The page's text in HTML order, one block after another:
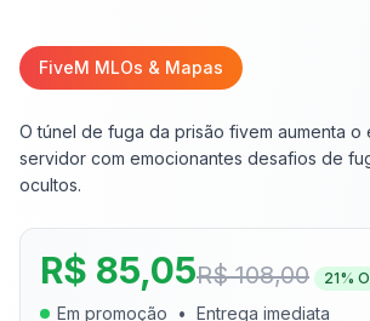
FiveM MLOs & Mapas
O túnel de fuga da prisão fivem aumenta o
servidor com emocionantes desafios de
ocultos.
R$ 85,05R$ 108,00 21%
Em promoção • Entrega imediata